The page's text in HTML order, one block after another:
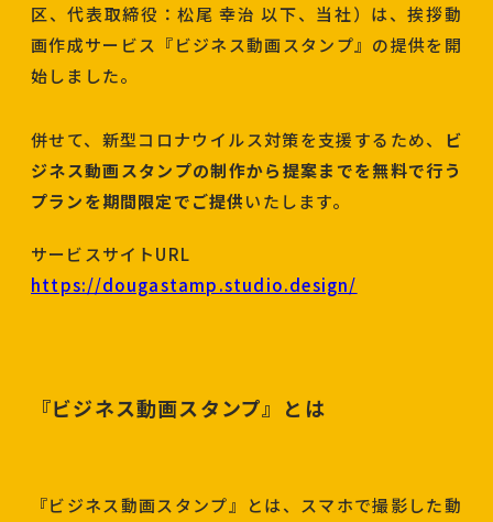
区、代表取締役：松尾 幸治 以下、当社）は、挨拶動
画作成サービス『ビジネス動画スタンプ』の提供を開
始しました。
併せて、新型コロナウイルス対策を支援するため、
ビ
ジネス動画スタンプの制作から提案までを無料で行う
プランを期間限定でご提供いたします。
サービスサイトURL
https://dougastamp.studio.design/
『ビジネス動画スタンプ』とは
『ビジネス動画スタンプ』とは、スマホで撮影した動